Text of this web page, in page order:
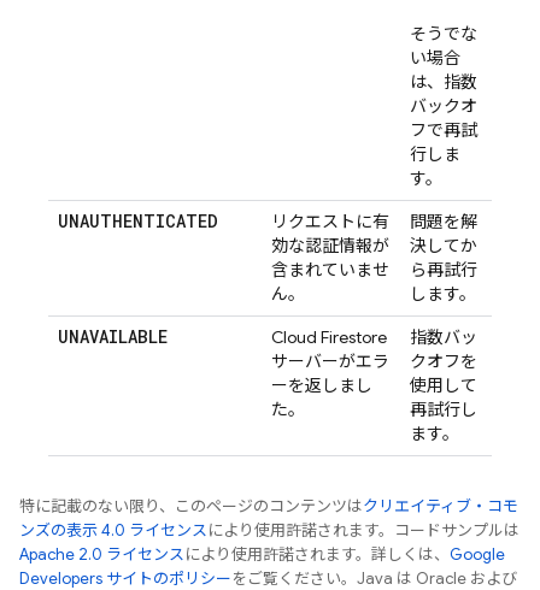
そうでな
い場合
は、指数
バックオ
フで再試
行しま
す。
UNAUTHENTICATED
リクエストに有
効な認証情報が
含まれていませ
ん。
問題を解
決してか
ら再試行
します。
UNAVAILABLE
Cloud Firestore
サーバーがエラ
ーを返しまし
た。
指数バッ
クオフを
使用して
再試行し
ます。
特に記載のない限り、このページのコンテンツはクリエイティブ・コモ
ンズの表示 4.0 ライセンスにより使用許諾されます。コードサンプルは
Apache 2.0 ライセンスにより使用許諾されます。詳しくは、 Google
Developers サイトのポリシーをご覧ください。Java は Oracle および